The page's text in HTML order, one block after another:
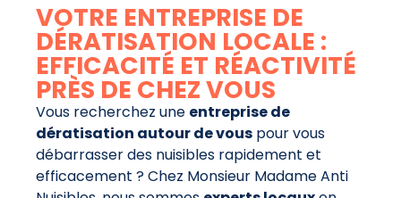
VOTRE ENTREPRISE DE
DÉRATISATION LOCALE :
EFFICACITÉ ET RÉACTIVITÉ
PRÈS DE CHEZ VOUS
Vous recherchez une entreprise de
dératisation autour de vous pour vous
débarrasser des nuisibles rapidement et
efficacement ? Chez Monsieur Madame Anti